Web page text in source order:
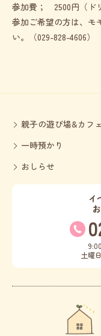
参加費； 2500円（ド
参加ご希望の方は、モ
い。（029-828-4606）
親子の遊び場&カフェ
一時預かり
おしらせ
イ
土曜